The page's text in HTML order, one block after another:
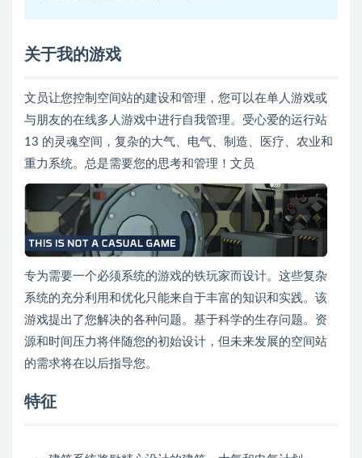
关于我的游戏
文员让您控制空间站的建设和管理，您可以在单人游戏或
与朋友的在线多人游戏中进行自我管理。受心爱的运行站
13 的灵魂空间，复杂的大气、电气、制造、医疗、农业和
重力系统。总是需要您的思考和管理！文员
专为需要一个必须系统的游戏的铁玩家而设计。这些复杂
系统的充分利用和优化只能来自于丰富的知识和实践。该
游戏提出了您解决的各种问题。基于科学的生存问题。资
源和时间压力将伴随您的初始设计，但未来发展的空间站
的需求将在以后指导您。
特征